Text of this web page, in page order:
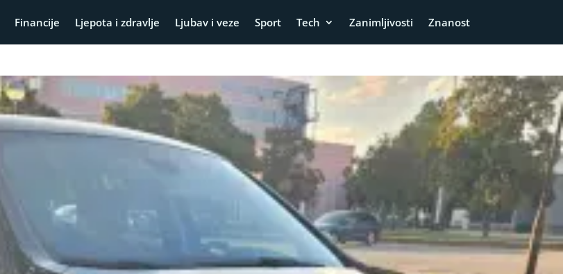
Financije Ljepota i zdravlje Ljubav i veze Sport Tech Zanimljivosti Znanost